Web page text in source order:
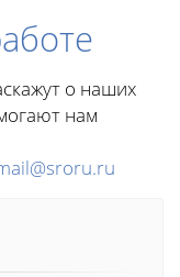
о наших
нам